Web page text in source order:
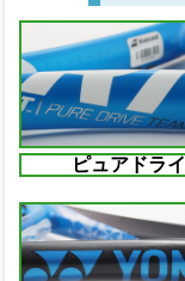
ピュアドラ